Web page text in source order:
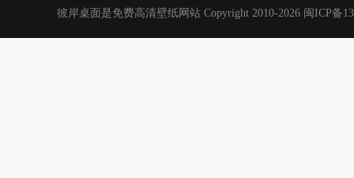
彼岸桌面是免费高清壁纸网站 Copyright 2010-2026 闽ICP备